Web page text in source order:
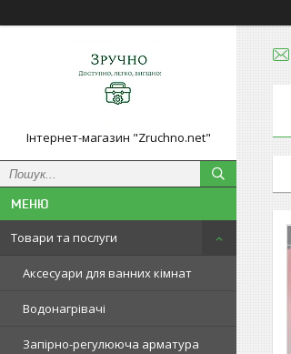
Інтернет-магазин "Zruchno.net"
Товари та послуги
Аксесуари для ванних кімнат
Водонагрівачі
Запірно-регулююча арматура